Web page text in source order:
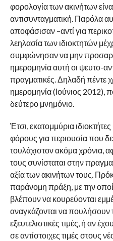
φορολογία των ακινήτων
αντισυνταγματική. Παρόλα
αποφάσισαν –αντί για
λεηλασία των ιδιοκτητών
συμφώνησαν να μην
ημερομηνία αυτή οι ψευτο-
πραγματικές. Δηλαδή πέντε
ημερομηνία (Ιούνιος 2012),
δεύτερο μνημόνιο.
Έτσι, εκατομμύρια
φόρους για περιουσία που
τουλάχιστον ακόμα χρόνια,
τους συνίσταται στην
αξία των ακινήτων τους.
παράνομη πράξη, με την
βλέπουν να κουρεύονται
αναγκάζονται να πουλήσουν
εξευτελιστικές τιμές, ή αν
σε αντίστοιχες τιμές στους